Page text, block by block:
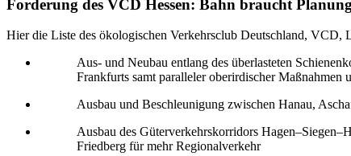
Forderung des VCD Hessen: Bahn braucht
Hier die Liste des ökologischen Verkehrsclub Deutschland, VCD,
Aus- und Neubau entlang des überlasteten
Frankfurts samt paralleler oberirdischer
Ausbau und Beschleunigung zwischen Hanau,
Ausbau des Güterverkehrskorridors
Friedberg für mehr Regionalverkehr